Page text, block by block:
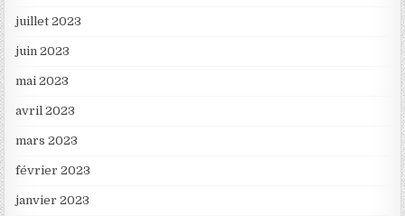
juillet 2023
juin 2023
mai 2023
avril 2023
mars 2023
février 2023
janvier 2023